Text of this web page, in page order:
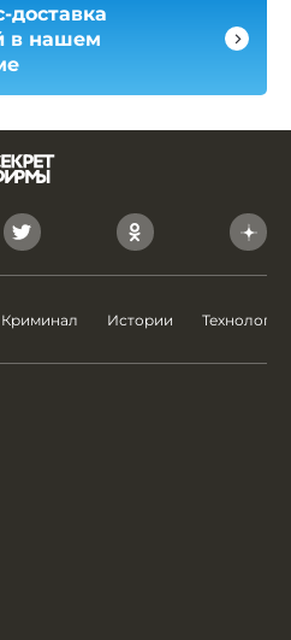
доставка
в нашем
Криминал Истории Технологии